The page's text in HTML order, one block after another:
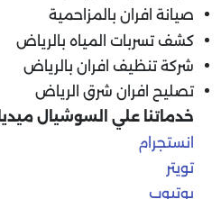
صيانة افران بالمزاحمية
كشف تسربات المياه بالرياض
شركة تنظيف افران بالرياض
تصليح افران شرق الرياض
خدماتنا علي السوشيال ميديا
انستجرام
تويتر
يوتيوب